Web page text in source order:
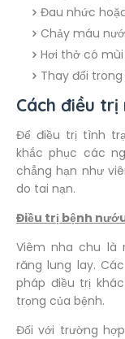
Đau nhức
Chảy máu
Hơi thở có
Thay đổi
Cách điều
Để điều trị tình
khắc phục các
chẳng hạn như
do tai nạn.
Điều trị bệnh
Viêm nha chu là
răng lung lay.
pháp điều trị
trọng của bệnh.
Đối với trường